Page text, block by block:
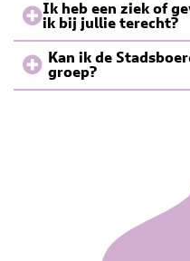
Ik heb een ziek of
ik bij jullie terecht?
Kan ik de
groep?